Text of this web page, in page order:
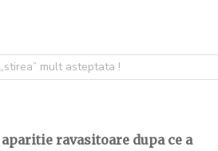
mult asteptata !
ravasitoare dupa ce a